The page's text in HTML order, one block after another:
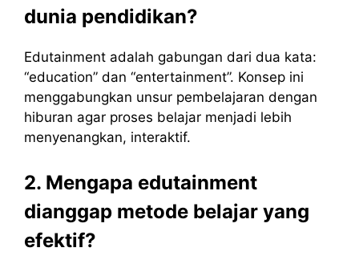
dunia pendidikan?
Edutainment adalah gabungan dari dua kata:
“education” dan “entertainment”. Konsep ini
menggabungkan unsur pembelajaran dengan
hiburan agar proses belajar menjadi lebih
menyenangkan, interaktif.
2. Mengapa edutainment
dianggap metode belajar yang
efektif?